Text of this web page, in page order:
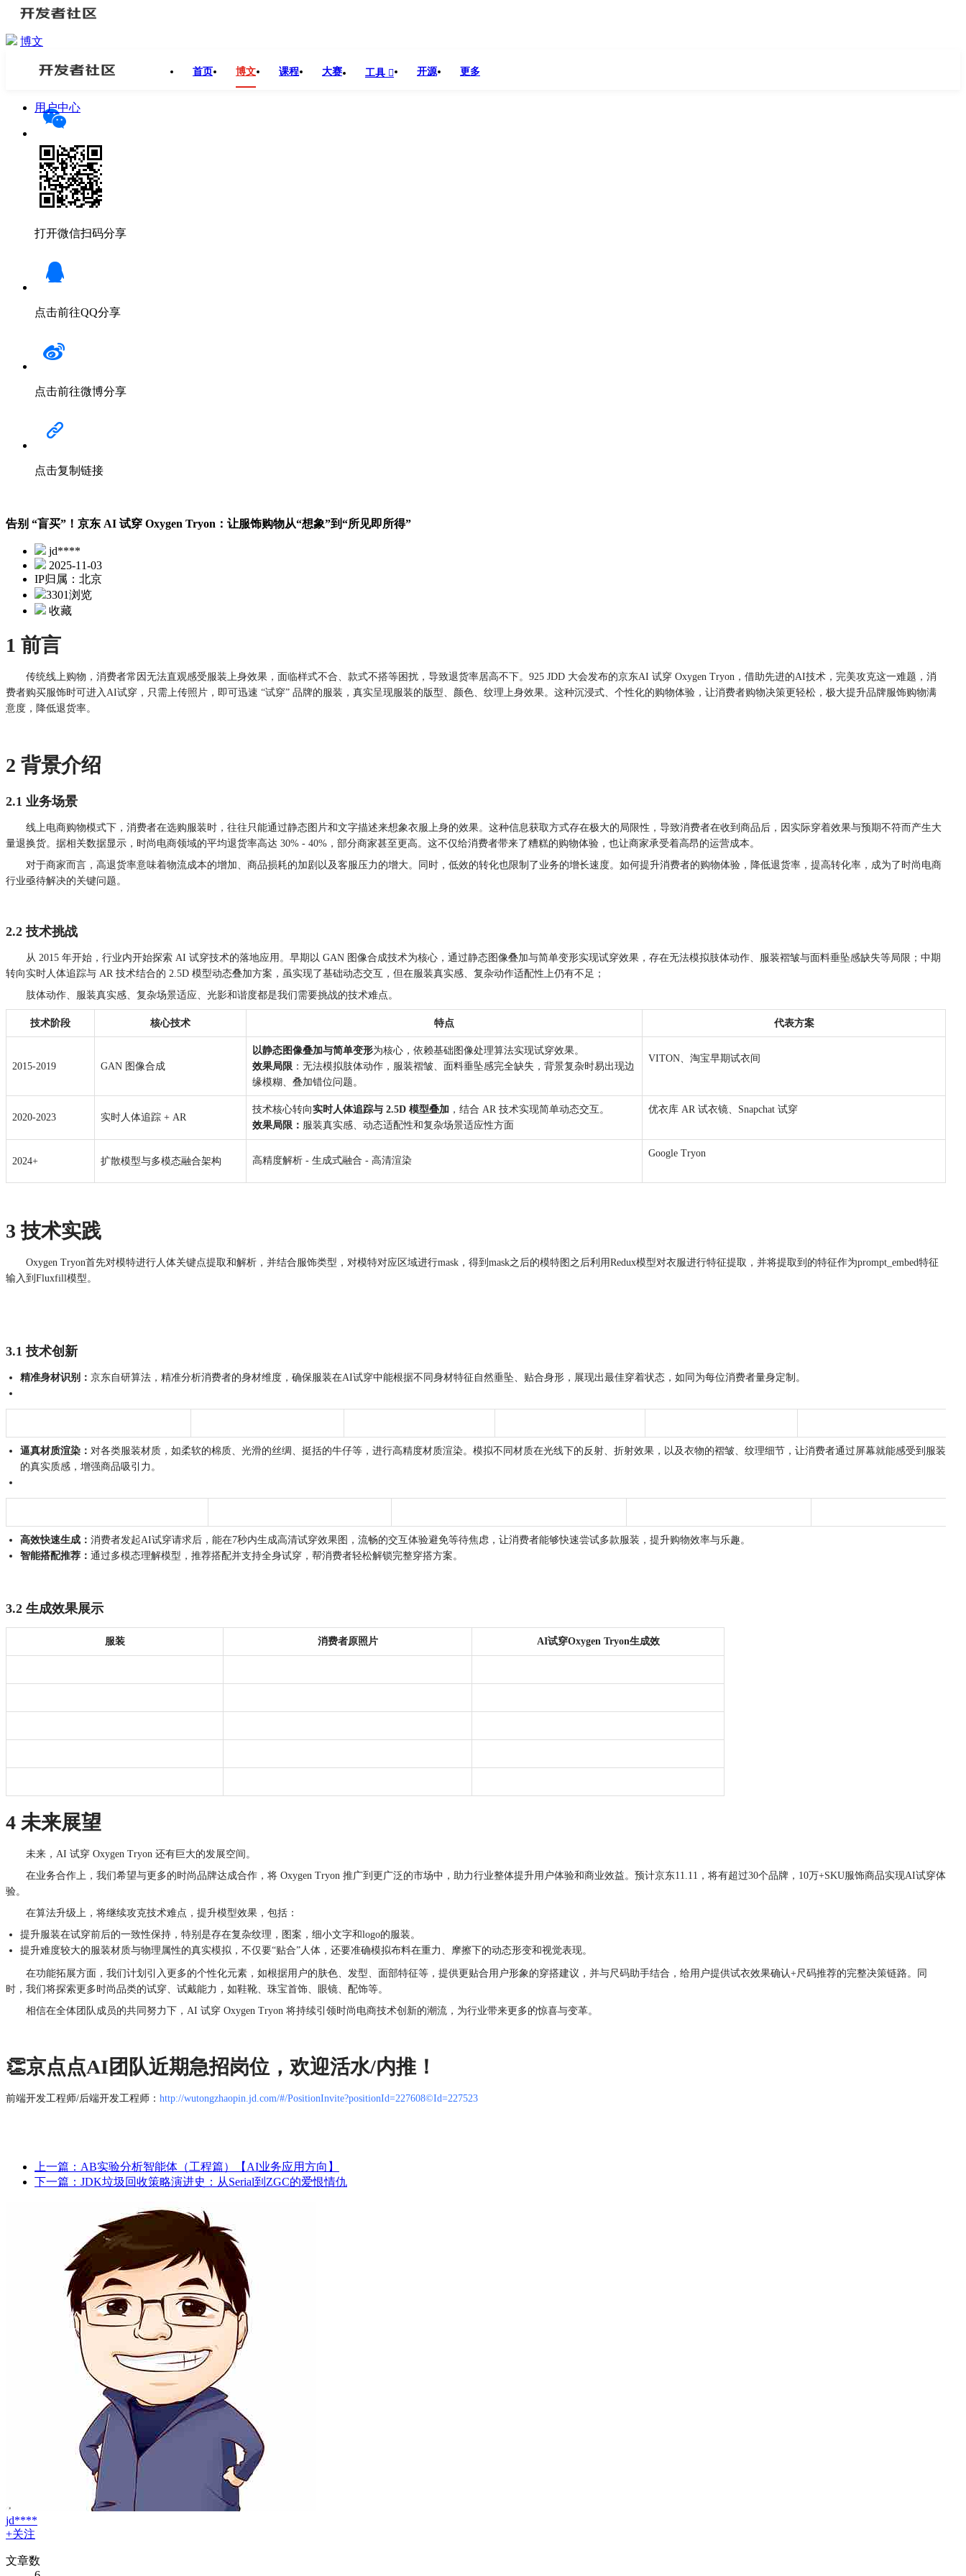
博文
首页 博文 课程 大赛 工具  开源 更多
用户中心
开发者社区>博文>告别 “盲买”！京东 AI 试穿 Oxygen Tryon：让服饰购物从“想象”到“所见即所得”
打开微信扫码分享
点击前往QQ分享
点击前往微博分享
点击复制链接
告别 “盲买”！京东 AI 试穿 Oxygen Tryon：让服饰购物从“想象”到“所见即所得”
jd****
2025-11-03
IP归属：北京
3301浏览
收藏
1 前言
传统线上购物，消费者常因无法直观感受服装上身效果，面临样式不合、款式不搭等困扰，导致退货率居高不下。925 JDD 大会发布的京东AI 试穿 Oxygen Tryon，借助先进的AI技术，完美攻克这一难题，消
费者购买服饰时可进入AI试穿，只需上传照片，即可迅速 “试穿” 品牌的服装，真实呈现服装的版型、颜色、纹理上身效果。这种沉浸式、个性化的购物体验，让消费者购物决策更轻松，极大提升品牌服饰购物满
意度，降低退货率。​
2 背景介绍
2.1 业务场景
线上电商购物模式下，消费者在选购服装时，往往只能通过静态图片和文字描述来想象衣服上身的效果。这种信息获取方式存在极大的局限性，导致消费者在收到商品后，因实际穿着效果与预期不符而产生大
量退换货。据相关数据显示，时尚电商领域的平均退货率高达 30% - 40%，部分商家甚至更高。这不仅给消费者带来了糟糕的购物体验，也让商家承受着高昂的运营成本。​
对于商家而言，高退货率意味着物流成本的增加、商品损耗的加剧以及客服压力的增大。同时，低效的转化也限制了业务的增长速度。如何提升消费者的购物体验，降低退货率，提高转化率，成为了时尚电商
行业亟待解决的关键问题。
2.2 技术挑战
从 2015 年开始，行业内开始探索 AI 试穿技术的落地应用。早期以 GAN 图像合成技术为核心，通过静态图像叠加与简单变形实现试穿效果，存在无法模拟肢体动作、服装褶皱与面料垂坠感缺失等局限；中期
转向实时人体追踪与 AR 技术结合的 2.5D 模型动态叠加方案，虽实现了基础动态交互，但在服装真实感、复杂动作适配性上仍有不足；
肢体动作、服装真实感、复杂场景适应、光影和谐度都是我们需要挑战的技术难点。
技术阶段 核心技术 特点 代表方案
2015-2019 GAN 图像合成
以静态图像叠加与简单变形为核心，依赖基础图像处理算法实现试穿效果。
效果局限 ：无法模拟肢体动作，服装褶皱、面料垂坠感完全缺失，背景复杂时易出现边
缘模糊、叠加错位问题。
VITON、淘宝早期试衣间
2020-2023 实时人体追踪 + AR
技术核心转向实时人体追踪与 2.5D 模型叠加 ，结合 AR 技术实现简单动态交互。
效果局限： 服装真实感、动态适配性和复杂场景适应性方面
优衣库 AR 试衣镜、Snapchat 试穿
2024+ 扩散模型与多模态融合架构 高精度解析 - 生成式融合 - 高清渲染
Google Tryon
3 技术实践
Oxygen Tryon首先对模特进行人体关键点提取和解析，并结合服饰类型，对模特对应区域进行mask，得到mask之后的模特图之后利用Redux模型对衣服进行特征提取，并将提取到的特征作为prompt_embed特征
输入到Fluxfill模型。
3.1 技术创新
精准身材识别： 京东自研算法，精准分析消费者的身材维度，确保服装在AI试穿中能根据不同身材特征自然垂坠、贴合身形，展现出最佳穿着状态，如同为每位消费者量身定制。​
逼真材质渲染： 对各类服装材质，如柔软的棉质、光滑的丝绸、挺括的牛仔等，进行高精度材质渲染。模拟不同材质在光线下的反射、折射效果，以及衣物的褶皱、纹理细节，让消费者通过屏幕就能感受到服装
的真实质感，增强商品吸引力。​
高效快速生成： 消费者发起AI试穿请求后，能在7秒内生成高清试穿效果图，流畅的交互体验避免等待焦虑，让消费者能够快速尝试多款服装，提升购物效率与乐趣。​
智能搭配推荐： 通过多模态理解模型，推荐搭配并支持全身试穿，帮消费者轻松解锁完整穿搭方案。
3.2 生成效果展示
服装 消费者原照片 AI试穿Oxygen Tryon生成效
4 未来展望
未来，AI 试穿 Oxygen Tryon 还有巨大的发展空间。
在业务合作上，我们希望与更多的时尚品牌达成合作，将 Oxygen Tryon 推广到更广泛的市场中，助力行业整体提升用户体验和商业效益。预计京东11.11，将有超过30个品牌，10万+SKU服饰商品实现AI试穿体
验。
在算法升级上，将继续攻克技术难点，提升模型效果，包括：
提升服装在试穿前后的一致性保持，特别是存在复杂纹理，图案，细小文字和logo的服装。
提升难度较大的服装材质与物理属性的真实模拟，不仅要“贴合”人体，还要准确模拟布料在重力、摩擦下的动态形变和视觉表现。
在功能拓展方面，我们计划引入更多的个性化元素，如根据用户的肤色、发型、面部特征等，提供更贴合用户形象的穿搭建议，并与尺码助手结合，给用户提供试衣效果确认+尺码推荐的完整决策链路。同
时，我们将探索更多时尚品类的试穿、试戴能力，如鞋靴、珠宝首饰、眼镜、配饰等。
相信在全体团队成员的共同努力下，AI 试穿 Oxygen Tryon 将持续引领时尚电商技术创新的潮流，为行业带来更多的惊喜与变革。
👏京点点AI团队近期急招岗位，欢迎活水/内推！
前端开发工程师/后端开发工程师： http://wutongzhaopin.jd.com/#/PositionInvite?positionId=227608©Id=227523
上一篇：AB实验分析智能体（工程篇）【AI业务应用方向】
下一篇：JDK垃圾回收策略演进史：从Serial到ZGC的爱恨情仇
jd****
+关注
文章数